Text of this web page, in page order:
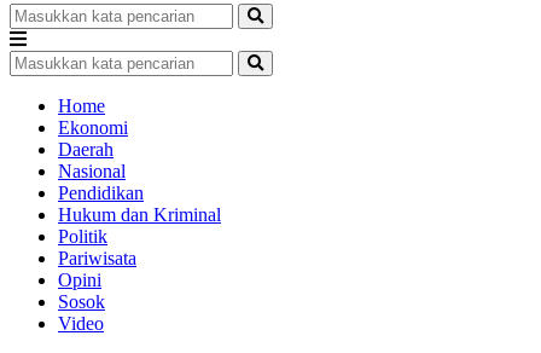
Home
Ekonomi
Daerah
Nasional
Pendidikan
Hukum dan Kriminal
Politik
Pariwisata
Opini
Sosok
Video